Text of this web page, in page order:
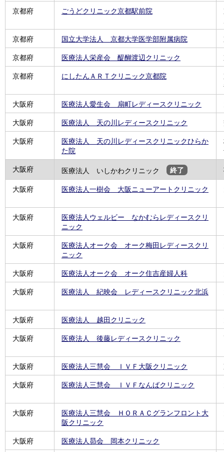
京都府 ごうどクリニック京都駅前院
京都府 国立大学法人 京都大学医学部附属病院
京都府 医療法人栄産会 醍醐渡辺クリニック
京都府 にしたんＡＲＴクリニック京都院
大阪府 医療法人愛生会 扇町レディースクリニック
大阪府 医療法人 天の川レディースクリニック
大阪府
医療法人 天の川レディースクリニックひらか
た院
大阪府 医療法人 いしかわクリニック 終了
大阪府 医療法人一樹会 大阪ニューアートクリニック
大阪府
医療法人ウェルビー なかむらレディースクリ
ニック
大阪府
医療法人オーク会 オーク梅田レディースクリ
ニック
大阪府 医療法人オーク会 オーク住吉産婦人科
大阪府 医療法人 紀映会 レディースクリニック北浜
大阪府 医療法人 越田クリニック
大阪府 医療法人 後藤レディースクリニック
大阪府 医療法人三慧会 ＩＶＦ大阪クリニック
大阪府 医療法人三慧会 ＩＶＦなんばクリニック
大阪府
医療法人三慧会 ＨＯＲＡＣグランフロント大
阪クリニック
大阪府 医療法人昴会 岡本クリニック